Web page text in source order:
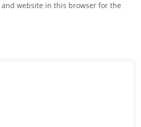
and website in this browser for the